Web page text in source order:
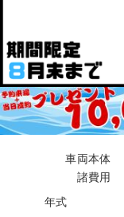
車両本体
諸費用
年式